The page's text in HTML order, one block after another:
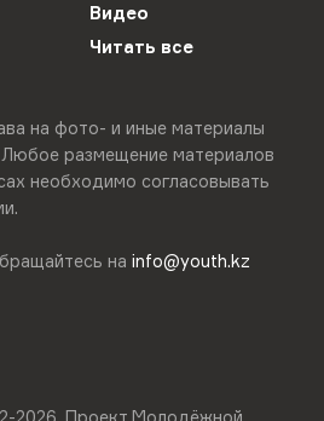
Видео
Читать все
на фото- и иные материалы
размещение материалов
необходимо согласовывать
на info@youth.kz